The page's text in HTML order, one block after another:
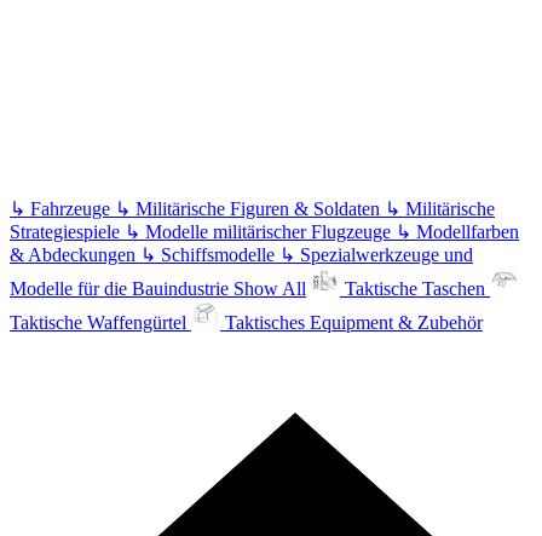
↳ Fahrzeuge ↳ Militärische Figuren & Soldaten ↳ Militärische
Strategiespiele ↳ Modelle militärischer Flugzeuge ↳ Modellfarben
& Abdeckungen ↳ Schiffsmodelle ↳ Spezialwerkzeuge und
Modelle für die Bauindustrie Show All
Taktische Taschen
Taktische Waffengürtel
Taktisches Equipment & Zubehör